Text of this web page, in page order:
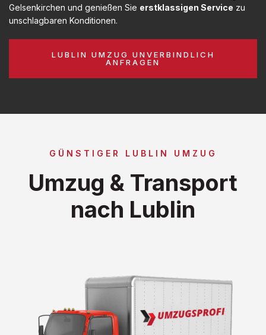
Gelsenkirchen und genießen Sie erstklassigen Service zu
unschlagbaren Konditionen.
LUBLIN UMZUG UNVERBINDLICH
ANFRAGEN
GÜNSTIGER LUBLIN UMZUG
Umzug & Transport
nach Lublin